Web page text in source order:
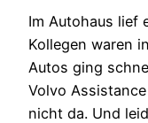
Im Autohaus lief
Kollegen waren
Autos ging
Volvo
nicht da. Und